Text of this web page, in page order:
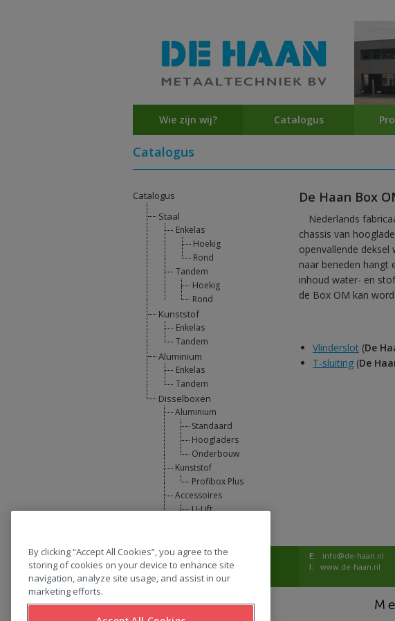
Wie zijn wij? Catalogus
Catalogus
Catalogus
Staal
Enkelas
Hoekig
Rond
Tandem
Hoekig
Rond
Kunststof
Enkelas
Tandem
Aluminium
Enkelas
Tandem
Disselboxen
Aluminium
Standaard
Hoogladers
Onderbouw
Kunststof
Profibox Plus
Accessoires
U-Lift
De Haan Box
Nederlands
chassis van
openvallende
naar beneden hangt
inhoud water- en
de Box OM kan
Vlinderslot (De
T-sluiting (De
T: 0031 (0) 346 33 33 00 E:
info@de-haan.nl
I:
www.de-haan.nl
By clicking “Accept All Cookies”, you agree to the
storing of cookies on your device to enhance site
navigation, analyze site usage, and assist in our
marketing efforts.